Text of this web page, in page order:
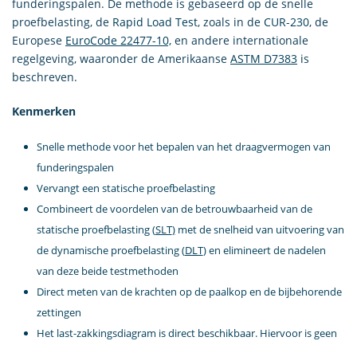
funderingspalen. De methode is gebaseerd op de snelle
proefbelasting, de Rapid Load Test, zoals in de CUR-230, de
Europese EuroCode 22477-10, en andere internationale
regelgeving, waaronder de Amerikaanse ASTM D7383 is
beschreven.
Kenmerken
Snelle methode voor het bepalen van het draagvermogen van
funderingspalen
Vervangt een statische proefbelasting
Combineert de voordelen van de betrouwbaarheid van de
statische proefbelasting (SLT)met de snelheid van uitvoering van
de dynamische proefbelasting (DLT) en elimineert de nadelen
van deze beide testmethoden
Direct meten van de krachten op de paalkop en de bijbehorende
zettingen
Het last-zakkingsdiagram is direct beschikbaar. Hiervoor is geen